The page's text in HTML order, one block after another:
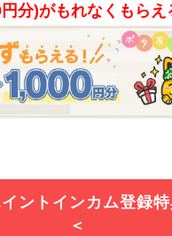
分)がもれなくもらえ
ントインカム登録特
＜